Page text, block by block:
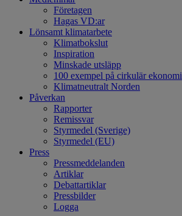
Företagen
Hagas VD:ar
Lönsamt klimatarbete
Klimatbokslut
Inspiration
Minskade utsläpp
100 exempel på cirkulär ekonomi
Klimatneutralt Norden
Påverkan
Rapporter
Remissvar
Styrmedel (Sverige)
Styrmedel (EU)
Press
Pressmeddelanden
Artiklar
Debattartiklar
Pressbilder
Logga